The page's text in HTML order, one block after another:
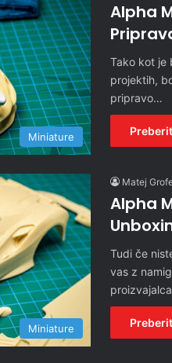
Miniature
Alpha
Tako kot je
projektih,
pripravo…
Miniature
Matej
Alpha
Tudi če
vas z